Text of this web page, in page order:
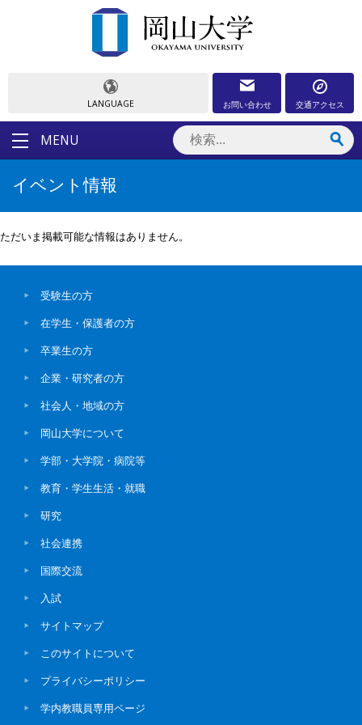
LANGUAGE お問い合わせ 交通アクセス
MENU
イベント情報
ただいま掲載可能な情報はありません。
受験生の方
在学生・保護者の方
卒業生の方
企業・研究者の方
社会人・地域の方
岡山大学について
学部・大学院・病院等
教育・学生生活・就職
研究
社会連携
国際交流
入試
サイトマップ
このサイトについて
プライバシーポリシー
学内教職員専用ページ